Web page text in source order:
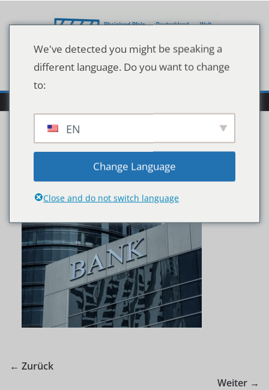
Inhalt
Bank,Building
← Zurück
Weiter →
We've detected you might be speaking a
different language. Do you want to change
to:
EN
Change Language
Close and do not switch language